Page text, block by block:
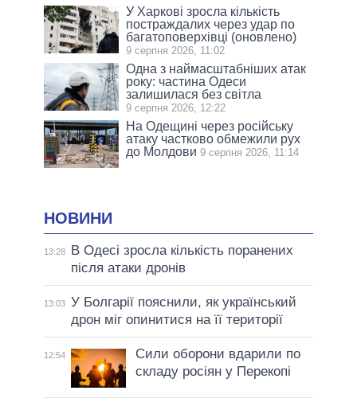
У Харкові зросла кількість
постраждалих через удар по
багатоповерхівці (оновлено)
9 серпня 2026, 11:02
Одна з наймасштабніших атак
року: частина Одеси
залишилася без світла
9 серпня 2026, 12:22
На Одещині через російську
атаку частково обмежили рух
до Молдови 9 серпня 2026, 11:14
НОВИНИ
13:28
В Одесі зросла кількість поранених
після атаки дронів
13:03 У Болгарії пояснили, як український
дрон міг опинитися на її території
12:54
Сили оборони вдарили по
складу росіян у Перекопі